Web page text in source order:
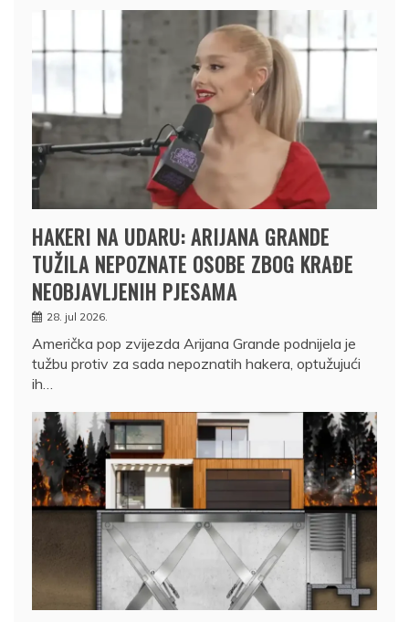
HAKERI NA UDARU: ARIJANA GRANDE
TUŽILA NEPOZNATE OSOBE ZBOG KRAĐE
NEOBJAVLJENIH PJESAMA
28. jul 2026.
Američka pop zvijezda Arijana Grande podnijela je
tužbu protiv za sada nepoznatih hakera, optužujući
ih…